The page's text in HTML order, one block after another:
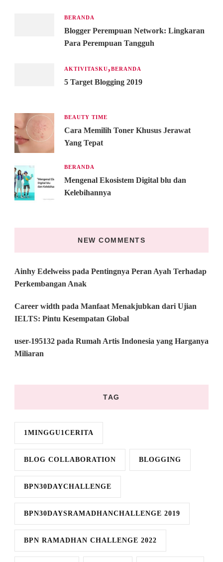
BERANDA
Blogger Perempuan Network: Lingkaran
Para Perempuan Tangguh
AKTIVITASKU BERANDA
5 Target Blogging 2019
BEAUTY TIME
Cara Memilih Toner Khusus Jerawat
Yang Tepat
BERANDA
Mengenal Ekosistem Digital blu dan
Kelebihannya
NEW COMMENTS
Ainhy Edelweiss pada Pentingnya Peran Ayah Terhadap
Perkembangan Anak
Career width pada Manfaat Menakjubkan dari Ujian
IELTS: Pintu Kesempatan Global
user-195132 pada Rumah Artis Indonesia yang Harganya
Miliaran
TAG
1MINGGU1CERITA
BLOG COLLABORATION BLOGGING
BPN30DAYCHALLENGE
BPN30DAYSRAMADHANCHALLENGE 2019
BPN RAMADHAN CHALLENGE 2022